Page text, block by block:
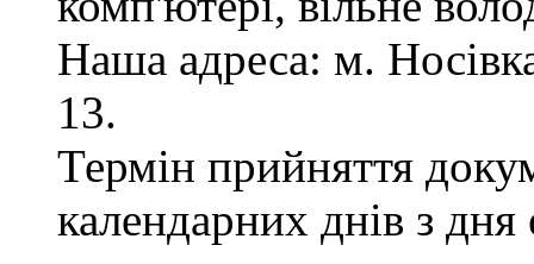
Наша адреса: м.
13.
Термін прийняття
календарних днів з